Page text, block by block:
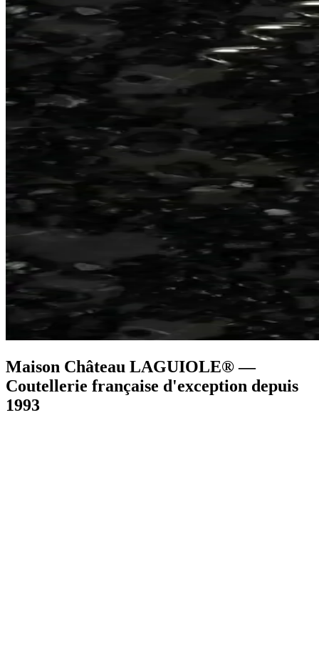
Maison Château LAGUIOLE® —
Coutellerie française d'exception depuis
1993